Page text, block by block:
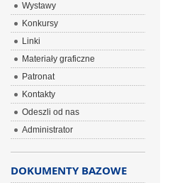
Wystawy
Konkursy
Linki
Materiały graficzne
Patronat
Kontakty
Odeszli od nas
Administrator
DOKUMENTY BAZOWE